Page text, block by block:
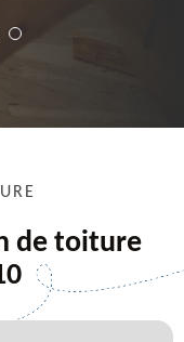
de toiture